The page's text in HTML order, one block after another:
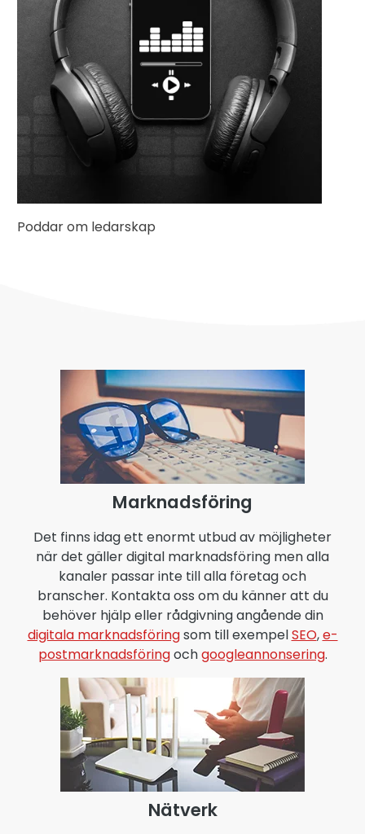
Poddar om ledarskap
Marknadsföring
Det finns idag ett enormt utbud av möjligheter
när det gäller digital marknadsföring men alla
kanaler passar inte till alla företag och
branscher. Kontakta oss om du känner att du
behöver hjälp eller rådgivning angående din
digitala marknadsföringsom till exempelSEO,e-
postmarknadsföringochgoogleannonsering.
Nätverk